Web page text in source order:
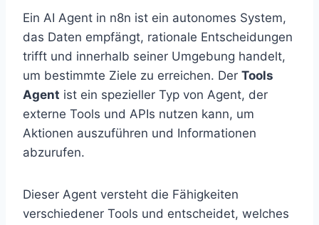
Ein AI Agent in n8n ist ein autonomes System,
das Daten empfängt, rationale Entscheidungen
trifft und innerhalb seiner Umgebung handelt,
um bestimmte Ziele zu erreichen. Der Tools
Agent ist ein spezieller Typ von Agent, der
externe Tools und APIs nutzen kann, um
Aktionen auszuführen und Informationen
abzurufen.
Dieser Agent versteht die Fähigkeiten
verschiedener Tools und entscheidet, welches